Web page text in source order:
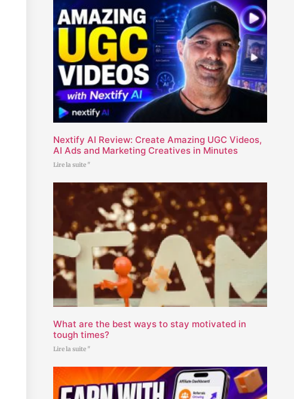
Nextify AI Review: Create Amazing UGC Videos,
AI Ads and Marketing Creatives in Minutes
Lire la suite "
What are the best ways to stay motivated in
tough times?
Lire la suite "